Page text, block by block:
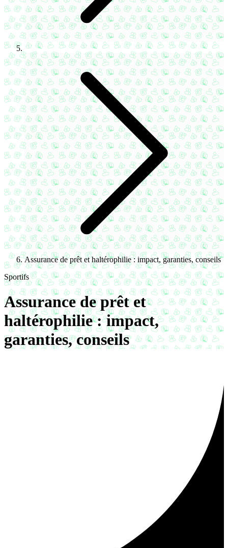
Assurance de prêt et haltérophilie : impact, garanties, conseils
Sportifs
Assurance de prêt et
haltérophilie : impact,
garanties, conseils